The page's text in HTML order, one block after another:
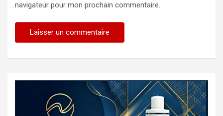
navigateur pour mon prochain commentaire.